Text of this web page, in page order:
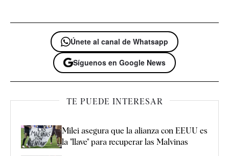
Únete al canal de Whatsapp
Síguenos en Google News
TE PUEDE INTERESAR
Milei asegura que la alianza con EEUU es
la "llave" para recuperar las Malvinas